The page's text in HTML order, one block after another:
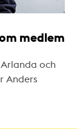
medlem
och
Anders